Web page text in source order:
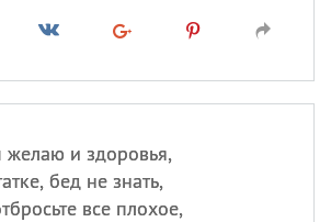
желаю и здоровья,
бед не знать,
все плохое,